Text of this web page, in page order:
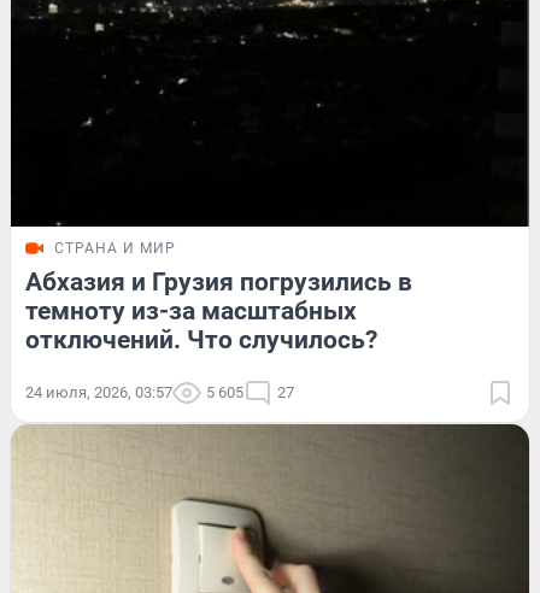
СТРАНА И МИР
Абхазия и Грузия погрузились в
темноту из-за масштабных
отключений. Что случилось?
24 июля, 2026, 03:57 5 605 27